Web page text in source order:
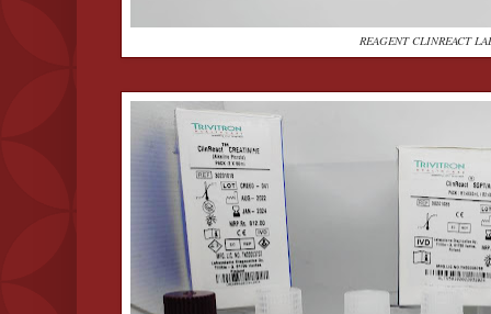
REAGENT CLINREACT